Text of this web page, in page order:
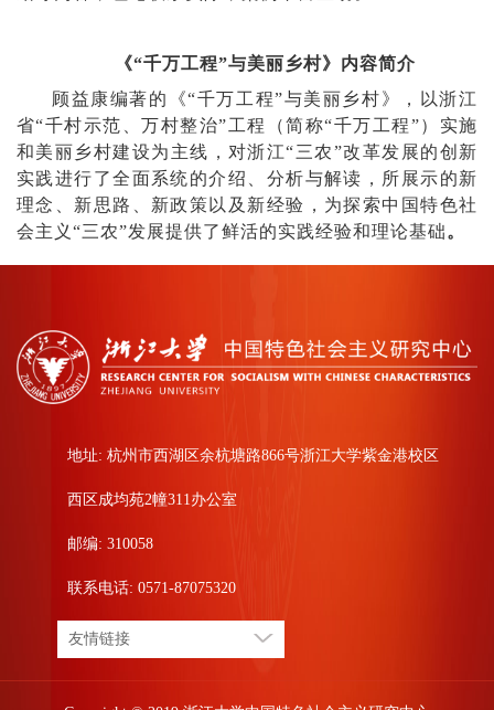
《“千万工程”与美丽乡村》内容简介
顾益康编著的
《“千万工程”与美丽乡村》，
以浙江
省“千村示范、万村整治”工程（简称“千万工程”）实施
和美丽乡村建设为主线，对浙江“三农”改革发展的创新
实践进行了全面系统的介绍、分析与解读，所展示的新
理念、新思路、新政策以及新经验，为探索中国特色社
会主义“三农”发展提供了鲜活的实践经验和理论基础。
地址: 杭州市西湖区余杭塘路866号浙江大学紫金港校区
西区成均苑2幢311办公室
邮编: 310058
联系电话: 0571-87075320
友情链接